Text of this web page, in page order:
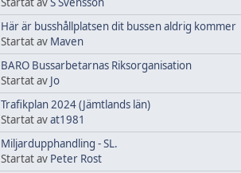
Här är busshållplatsen dit bussen aldrig kommer
Startat av Maven
BARO Bussarbetarnas Riksorganisation
Startat av Jo
Trafikplan 2024 (Jämtlands län)
Startat avat1981
Miljardupphandling - SL.
Startat av Peter Rost